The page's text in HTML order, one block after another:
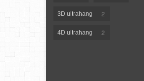
3D ultrahang 2
4D ultrahang 2